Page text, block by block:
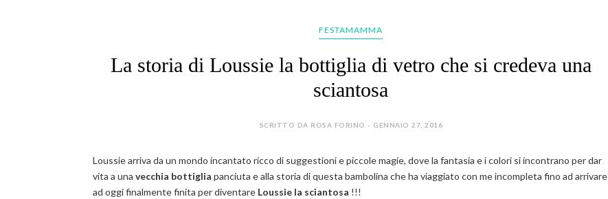
FESTAMAMMA
La storia di Loussie la bottiglia di vetro che si credeva una
sciantosa
SCRITTO DA ROSA FORINO - GENNAIO 27, 2016
Loussie arriva da un mondo incantato ricco di suggestioni e piccole magie, dove la fantasia e i colori si incontrano per dar
vita a una vecchia bottiglia panciuta e alla storia di questa bambolina che ha viaggiato con me incompleta fino ad arrivare
ad oggi finalmente finita per diventare Loussie la sciantosa !!!